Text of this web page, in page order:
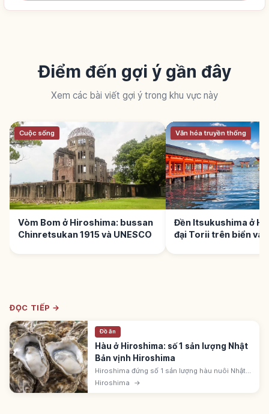
Điểm đến gợi ý gần đây
Xem các bài viết gợi ý trong khu vực này
Cuộc sống
Vòm Bom ở Hiroshima: bussan
Chinretsukan 1915 và UNESCO
Văn hóa truyền thống
Đền Itsukushima ở
đại Torii trên biển và
ĐỌC TIẾP →
Đồ ăn
Hàu ở Hiroshima: số 1 sản lượng Nhật
Bản vịnh Hiroshima
Hiroshima đứng số 1 sản lượng hàu nuôi Nhật
Bản. Nuôi chủ yếu vịnh Hiroshima và
Hiroshima →